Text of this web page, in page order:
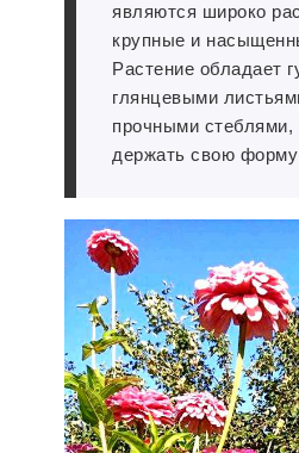
являются широко
крупные и
Растение обладает
глянцевыми
прочными
держать свою форму